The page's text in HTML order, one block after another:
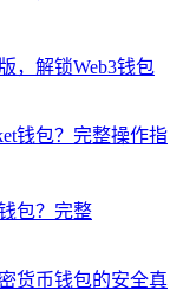
，解锁Web3钱包
包？完整